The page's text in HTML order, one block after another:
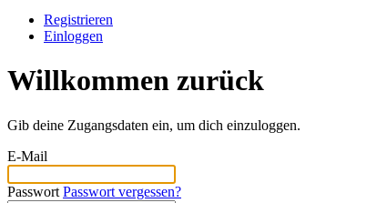
Registrieren
Einloggen
Willkommen zurück
Gib deine Zugangsdaten ein, um dich einzuloggen.
E-Mail
Passwort Passwort vergessen?